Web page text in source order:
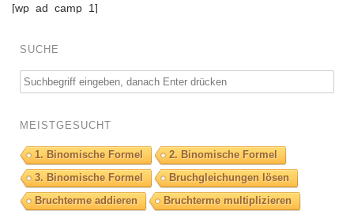
[wp_ad_camp_1]
SUCHE
MEISTGESUCHT
1. Binomische Formel
2. Binomische Formel
3. Binomische Formel
Bruchgleichungen lösen
Bruchterme addieren
Bruchterme multiplizieren